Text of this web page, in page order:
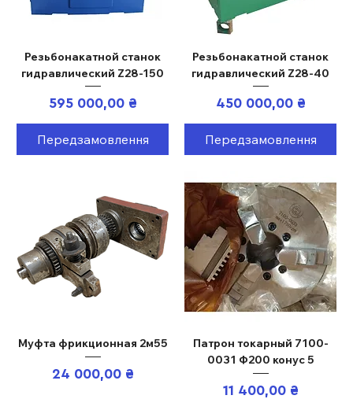
Резьбонакатной станок
гидравлический Z28-150
Ціна
595 000,00 ₴
Передзамовлення
Резьбонакатной станок
гидравлический Z28-40
Ціна
450 000,00 ₴
Передзамовлення
Муфта фрикционная 2м55
Ціна
24 000,00 ₴
Патрон токарный 7100-
0031 Ф200 конус 5
Ціна
11 400,00 ₴